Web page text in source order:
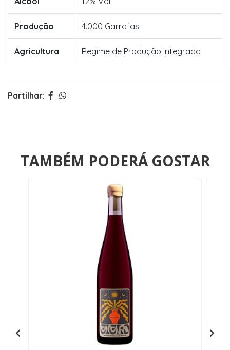
Produção 4.000 Garrafas
Agricultura Regime de Produção Integrada
Partilhar:
TAMBÉM PODERÁ GOSTAR